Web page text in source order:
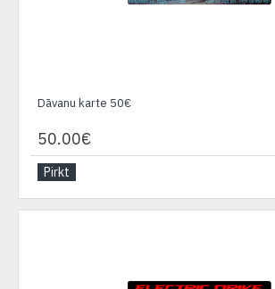
Dāvanu karte 50€
50.00€
Pirkt